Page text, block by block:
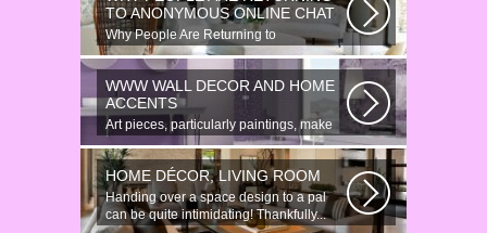
TO ANONYMOUS ONLINE CHAT
Why People Are Returning to
Anonymous Online Chat In recent years,
there...
WWW WALL DECOR AND HOME
ACCENTS
Art pieces, particularly paintings, make
great wall surface decor pieces...
HOME DÉCOR, LIVING ROOM
Handing over a space design to a pal
can be quite intimidating! Thankfully...